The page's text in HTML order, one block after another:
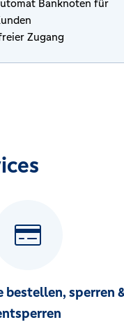
Banknoten für
Zugang
bestellen, sperren